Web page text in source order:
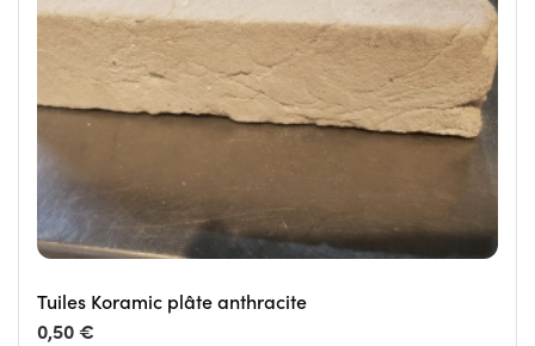
Tuiles Koramic plâte anthracite
0,50 €